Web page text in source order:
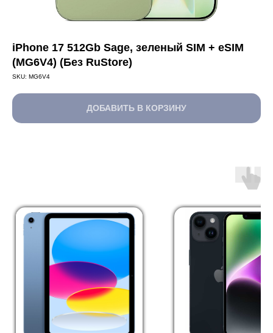
iPhone 17 512Gb Sage, зеленый SIM + eSIM
(MG6V4) (Без RuStore)
SKU: MG6V4
ДОБАВИТЬ В КОРЗИНУ